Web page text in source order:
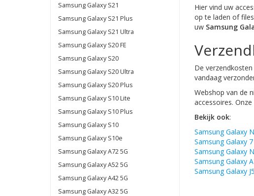
Samsung Galaxy S21
Samsung Galaxy S21 Plus
Samsung Galaxy S21 Ultra
Samsung Galaxy S20 FE
Samsung Galaxy S20
Samsung Galaxy S20 Ultra
Samsung Galaxy S20 Plus
Samsung Galaxy S10 Lite
Samsung Galaxy S10 Plus
Samsung Galaxy S10
Samsung Galaxy S10e
Samsung Galaxy A72 5G
Samsung Galaxy A52 5G
Samsung Galaxy A42 5G
Samsung Galaxy A32 5G
Hier vind uw
op te laden of
uw Samsung
De
vandaag
Webshop van de
accessoires.
Bekijk ook:
Samsung Galaxy
Samsung Galaxy
Samsung Galaxy
Samsung Galaxy
Samsung Galaxy